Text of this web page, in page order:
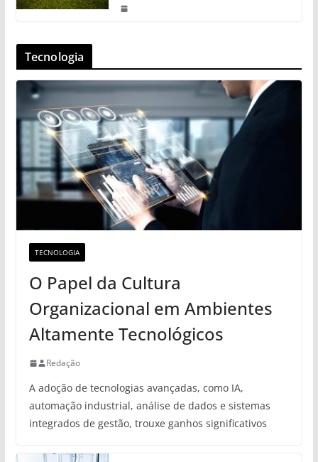
Tecnologia
TECNOLOGIA
O Papel da Cultura
Organizacional em Ambientes
Altamente Tecnológicos
Redação
A adoção de tecnologias avançadas, como IA,
automação industrial, análise de dados e sistemas
integrados de gestão, trouxe ganhos significativos